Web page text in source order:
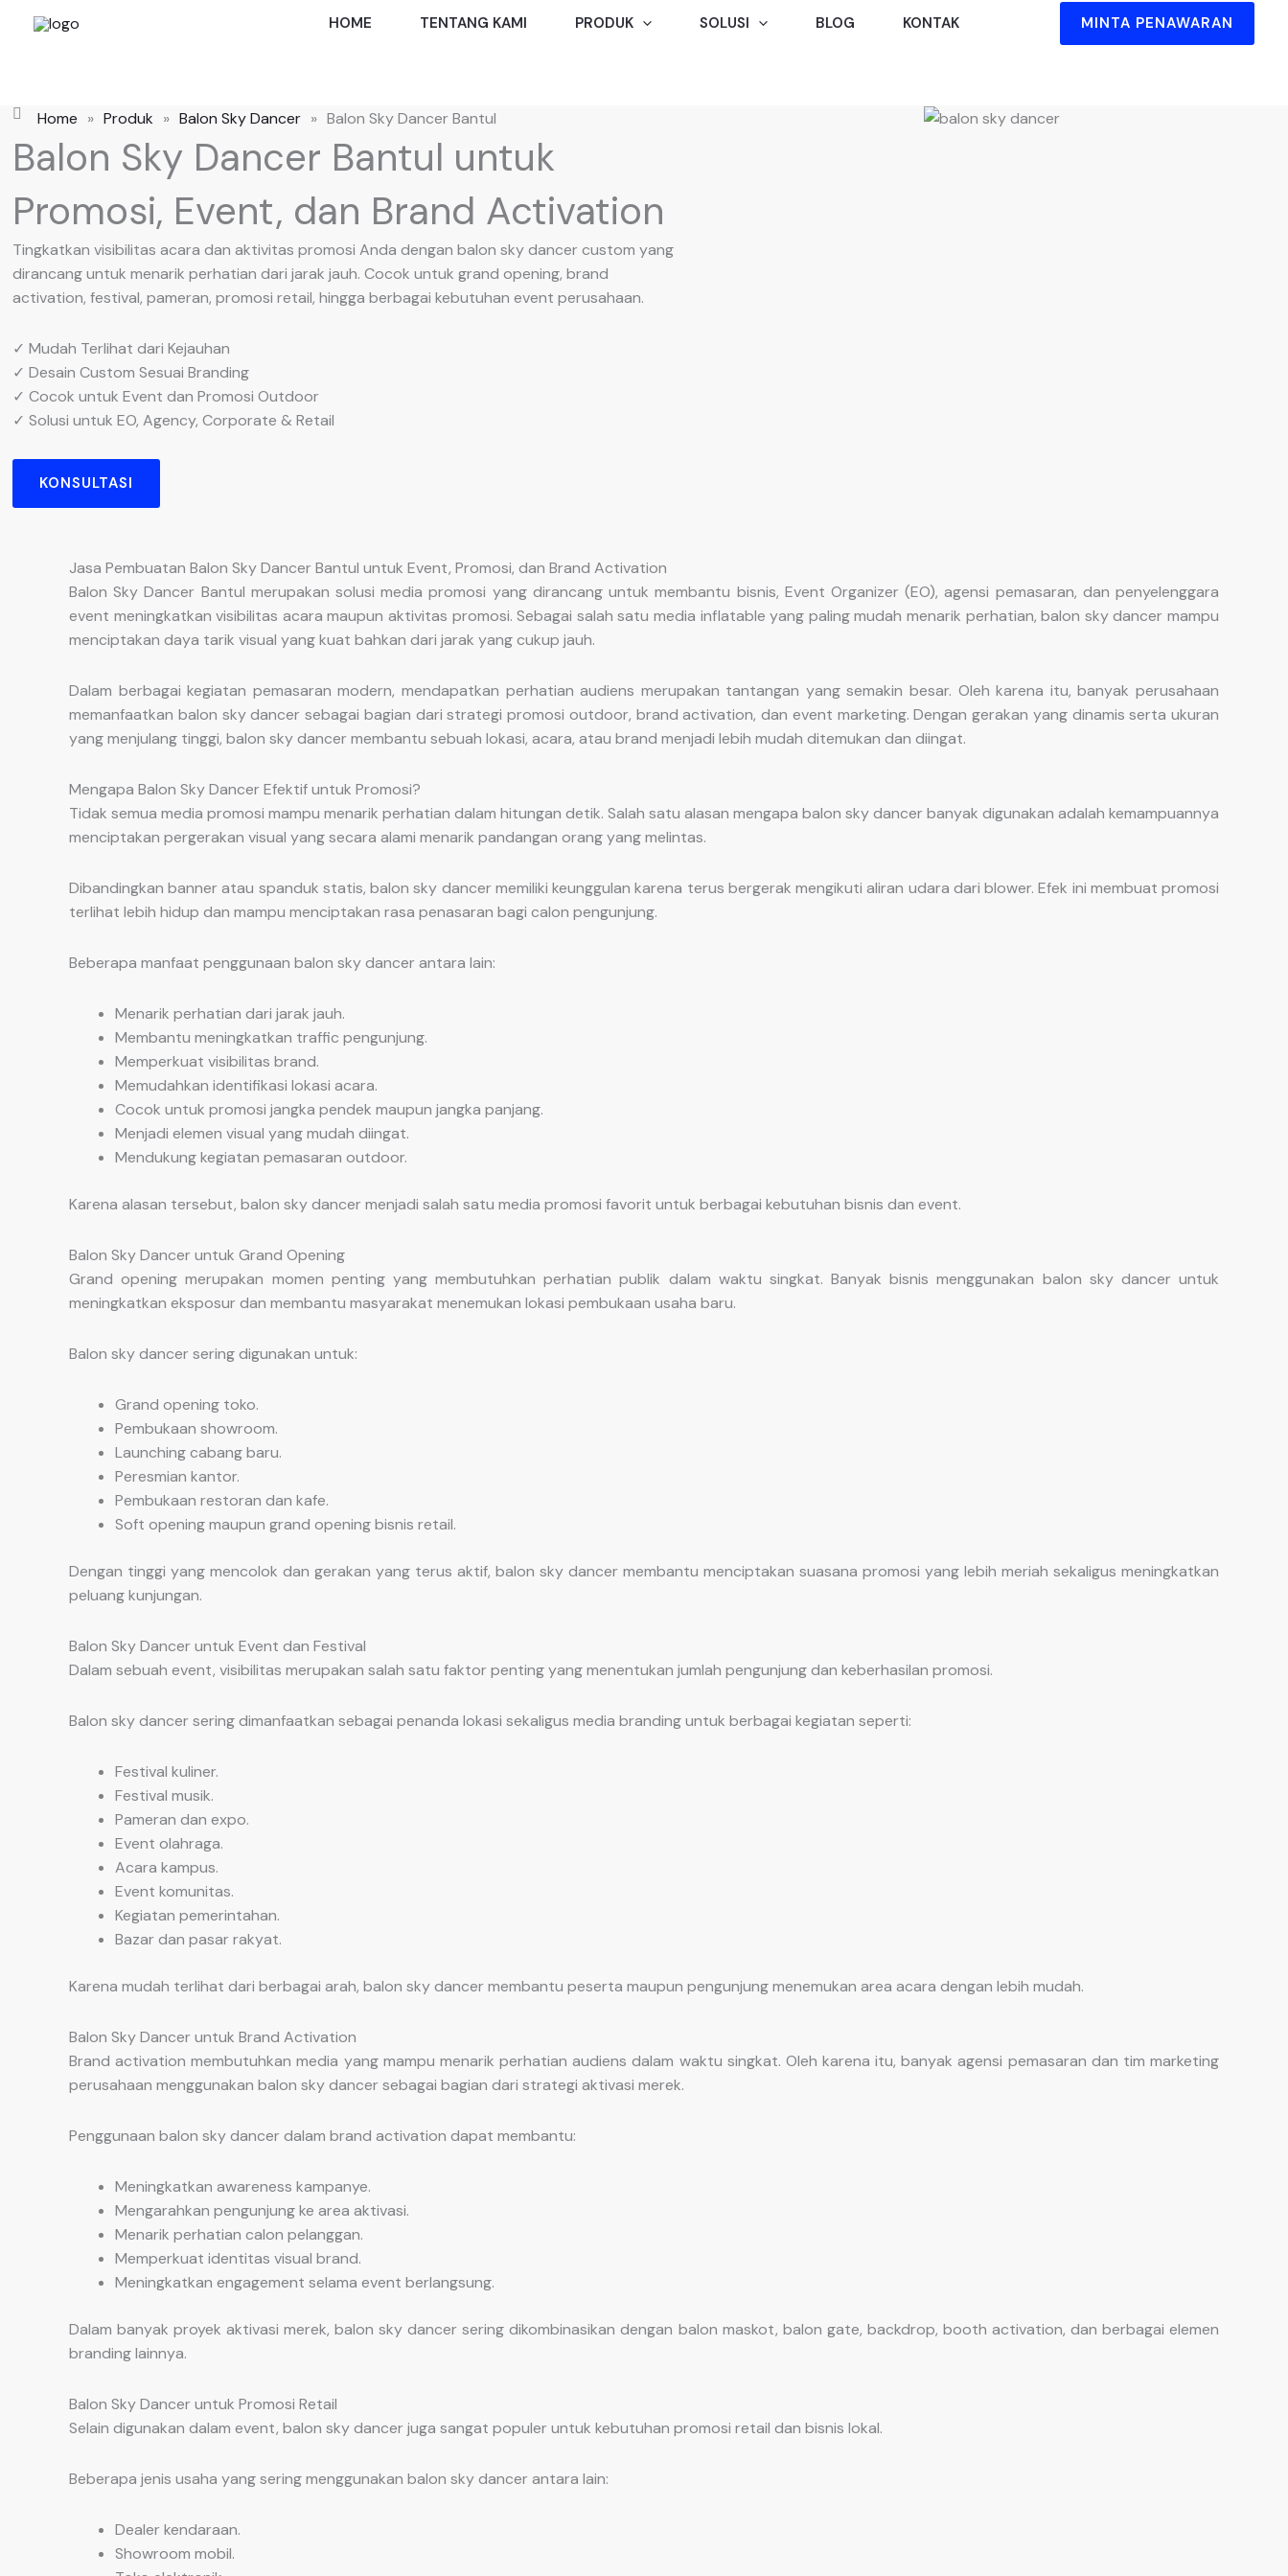
HOME TENTANG KAMI PRODUK SOLUSI BLOG KONTAK MINTA PENAWARAN
Home » Produk » Balon Sky Dancer » Balon Sky Dancer Bantul
Balon Sky Dancer Bantul untuk
Promosi, Event, dan Brand Activation
Tingkatkan visibilitas acara dan aktivitas promosi Anda dengan balon sky dancer custom yang
dirancang untuk menarik perhatian dari jarak jauh. Cocok untuk grand opening, brand
activation, festival, pameran, promosi retail, hingga berbagai kebutuhan event perusahaan.
✓ Mudah Terlihat dari Kejauhan
✓ Desain Custom Sesuai Branding
✓ Cocok untuk Event dan Promosi Outdoor
✓ Solusi untuk EO, Agency, Corporate & Retail
KONSULTASI
Jasa Pembuatan Balon Sky Dancer Bantul untuk Event, Promosi, dan Brand Activation
Balon Sky Dancer Bantul merupakan solusi media promosi yang dirancang untuk membantu bisnis, Event Organizer (EO), agensi pemasaran, dan penyelenggara
event meningkatkan visibilitas acara maupun aktivitas promosi. Sebagai salah satu media inflatable yang paling mudah menarik perhatian, balon sky dancer mampu
menciptakan daya tarik visual yang kuat bahkan dari jarak yang cukup jauh.
Dalam berbagai kegiatan pemasaran modern, mendapatkan perhatian audiens merupakan tantangan yang semakin besar. Oleh karena itu, banyak perusahaan
memanfaatkan balon sky dancer sebagai bagian dari strategi promosi outdoor, brand activation, dan event marketing. Dengan gerakan yang dinamis serta ukuran
yang menjulang tinggi, balon sky dancer membantu sebuah lokasi, acara, atau brand menjadi lebih mudah ditemukan dan diingat.
Mengapa Balon Sky Dancer Efektif untuk Promosi?
Tidak semua media promosi mampu menarik perhatian dalam hitungan detik. Salah satu alasan mengapa balon sky dancer banyak digunakan adalah kemampuannya
menciptakan pergerakan visual yang secara alami menarik pandangan orang yang melintas.
Dibandingkan banner atau spanduk statis, balon sky dancer memiliki keunggulan karena terus bergerak mengikuti aliran udara dari blower. Efek ini membuat promosi
terlihat lebih hidup dan mampu menciptakan rasa penasaran bagi calon pengunjung.
Beberapa manfaat penggunaan balon sky dancer antara lain:
Menarik perhatian dari jarak jauh.
Membantu meningkatkan traffic pengunjung.
Memperkuat visibilitas brand.
Memudahkan identifikasi lokasi acara.
Cocok untuk promosi jangka pendek maupun jangka panjang.
Menjadi elemen visual yang mudah diingat.
Mendukung kegiatan pemasaran outdoor.
Karena alasan tersebut, balon sky dancer menjadi salah satu media promosi favorit untuk berbagai kebutuhan bisnis dan event.
Balon Sky Dancer untuk Grand Opening
Grand opening merupakan momen penting yang membutuhkan perhatian publik dalam waktu singkat. Banyak bisnis menggunakan balon sky dancer untuk
meningkatkan eksposur dan membantu masyarakat menemukan lokasi pembukaan usaha baru.
Balon sky dancer sering digunakan untuk:
Grand opening toko.
Pembukaan showroom.
Launching cabang baru.
Peresmian kantor.
Pembukaan restoran dan kafe.
Soft opening maupun grand opening bisnis retail.
Dengan tinggi yang mencolok dan gerakan yang terus aktif, balon sky dancer membantu menciptakan suasana promosi yang lebih meriah sekaligus meningkatkan
peluang kunjungan.
Balon Sky Dancer untuk Event dan Festival
Dalam sebuah event, visibilitas merupakan salah satu faktor penting yang menentukan jumlah pengunjung dan keberhasilan promosi.
Balon sky dancer sering dimanfaatkan sebagai penanda lokasi sekaligus media branding untuk berbagai kegiatan seperti:
Festival kuliner.
Festival musik.
Pameran dan expo.
Event olahraga.
Acara kampus.
Event komunitas.
Kegiatan pemerintahan.
Bazar dan pasar rakyat.
Karena mudah terlihat dari berbagai arah, balon sky dancer membantu peserta maupun pengunjung menemukan area acara dengan lebih mudah.
Balon Sky Dancer untuk Brand Activation
Brand activation membutuhkan media yang mampu menarik perhatian audiens dalam waktu singkat. Oleh karena itu, banyak agensi pemasaran dan tim marketing
perusahaan menggunakan balon sky dancer sebagai bagian dari strategi aktivasi merek.
Penggunaan balon sky dancer dalam brand activation dapat membantu:
Meningkatkan awareness kampanye.
Mengarahkan pengunjung ke area aktivasi.
Menarik perhatian calon pelanggan.
Memperkuat identitas visual brand.
Meningkatkan engagement selama event berlangsung.
Dalam banyak proyek aktivasi merek, balon sky dancer sering dikombinasikan dengan balon maskot, balon gate, backdrop, booth activation, dan berbagai elemen
branding lainnya.
Balon Sky Dancer untuk Promosi Retail
Selain digunakan dalam event, balon sky dancer juga sangat populer untuk kebutuhan promosi retail dan bisnis lokal.
Beberapa jenis usaha yang sering menggunakan balon sky dancer antara lain:
Dealer kendaraan.
Showroom mobil.